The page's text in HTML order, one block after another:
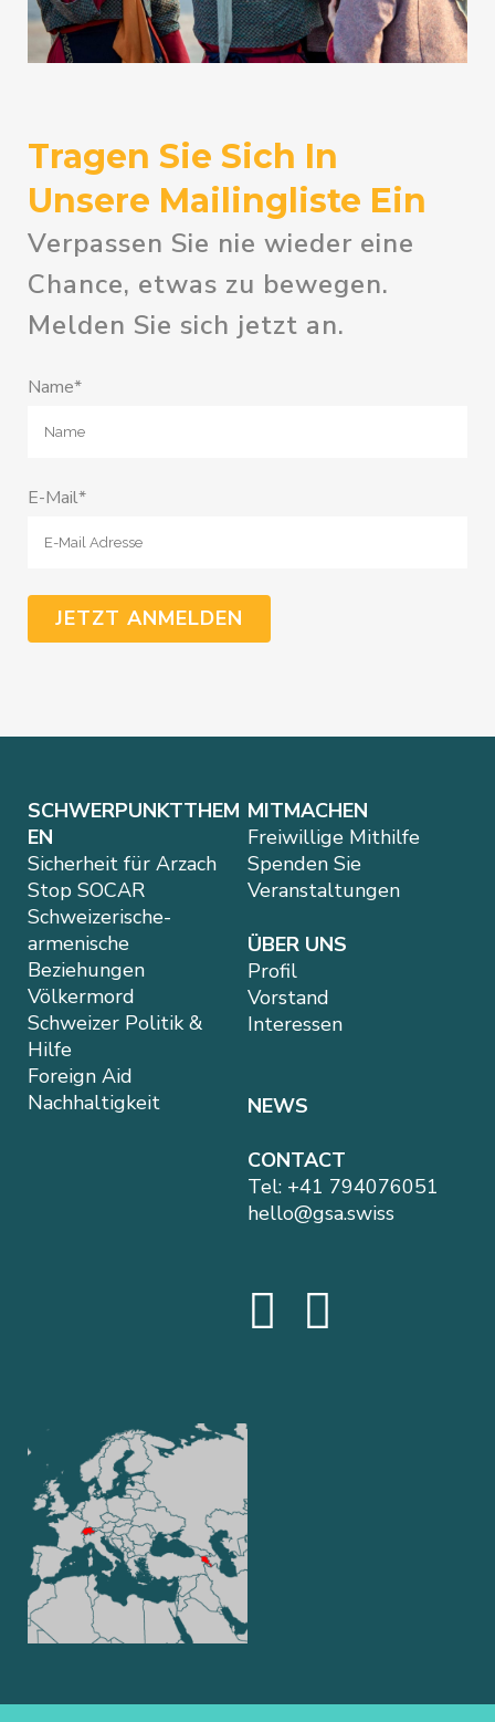
Tragen Sie Sich In
Unsere Mailingliste Ein
Verpassen Sie nie wieder eine
Chance, etwas zu bewegen.
Melden Sie sich jetzt an.
Name*
E-Mail*
SCHWERPUNKTTHEM
EN
Sicherheit für Arzach
Stop SOCAR
Schweizerische-
armenische
Beziehungen
Völkermord
Schweizer Politik &
Hilfe
Foreign Aid
Nachhaltigkeit
MITMACHEN
Freiwillige Mithilfe
Spenden Sie
Veranstaltungen
ÜBER UNS
Profil
Vorstand
Interessen
NEWS
CONTACT
Tel: +41 794076051
hello@gsa.swiss